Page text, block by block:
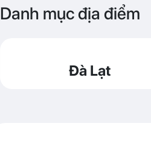
Danh mục địa điểm
Đà Lạt